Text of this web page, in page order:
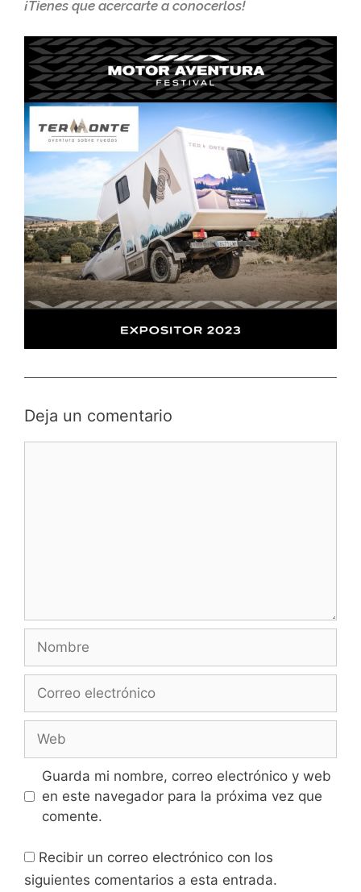
¡Tienes que acercarte a conocerlos!
Deja un comentario
Guarda mi nombre, correo electrónico y web
en este navegador para la próxima vez que
comente.
Recibir un correo electrónico con los
siguientes comentarios a esta entrada.